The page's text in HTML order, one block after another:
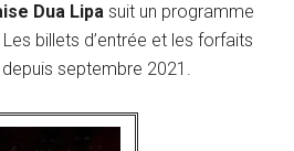
Dua Lipa suit un programme
billets d’entrée et les forfaits
septembre 2021.